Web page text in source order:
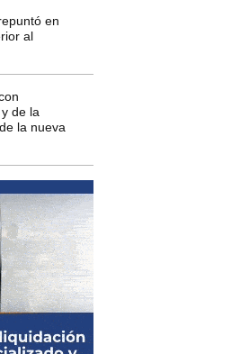
en
al
de la
la nueva